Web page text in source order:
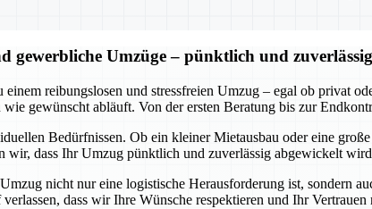
gewerbliche Umzüge – pünktlich und zuverlässig
reibungslosen und stressfreien Umzug – egal ob privat
gewünscht abläuft. Von der ersten Beratung bis zur
Bedürfnissen. Ob ein kleiner Mietausbau oder eine
wir, dass Ihr Umzug pünktlich und zuverlässig abgewickelt
nicht nur eine logistische Herausforderung ist, sondern
dass wir Ihre Wünsche respektieren und Ihr